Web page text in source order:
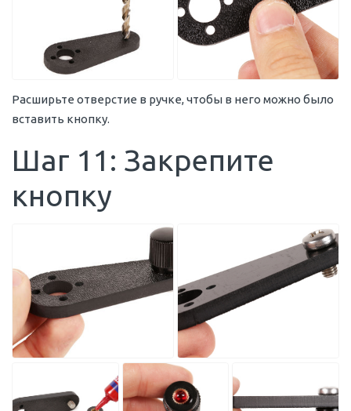
Расширьте отверстие в ручке, чтобы в него можно было
вставить кнопку.
Шаг 11: Закрепите
кнопку